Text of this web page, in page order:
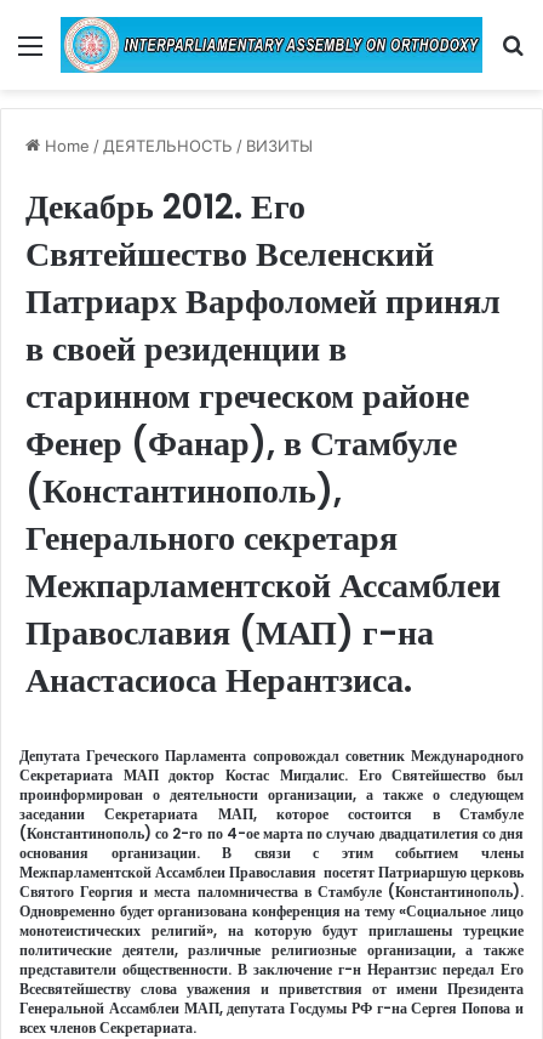
Menu
Home / ДЕЯТЕЛЬНОСТЬ / ВИЗИТЫ
Декабрь 2012. Его
Святейшество Вселенский
Патриарх Варфоломей принял
в своей резиденции в
старинном греческом районе
Фенер (Фанар), в Стамбуле
(Константинополь),
Генерального секретаря
Межпарламентской Ассамблеи
Православия (МАП) г-на
Анастасиоса Нерантзиса.
Депутата Греческого Парламента сопровождал советник Международного
Секретариата МАП доктор Костас Мигдалис. Его Святейшество был
проинформирован о деятельности организации, а также о следующем
заседании Секретариата МАП, которое состоится в Стамбуле
(Константинополь) со 2-го по 4-ое марта по случаю двадцатилетия со дня
основания организации. В связи с этим событием члены
Межпарламентской Ассамблеи Православия посетят Патриаршую церковь
Святого Георгия и места паломничества в Стамбуле (Константинополь).
Одновременно будет организована конференция на тему «Социальное лицо
монотеистических религий», на которую будут приглашены турецкие
политические деятели, различные религиозные организации, а также
представители общественности. В заключение г-н Нерантзис передал Его
Всесвятейшеству слова уважения и приветствия от имени Президента
Генеральной Ассамблеи МАП, депутата Госдумы РФ г-на Сергея Попова и
всех членов Секретариата.